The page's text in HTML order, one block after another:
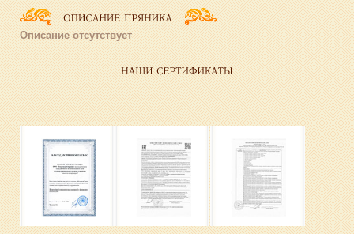
Описание отсутствует